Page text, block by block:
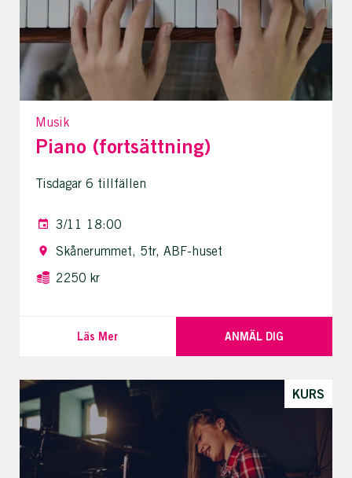
Musik
Piano (fortsättning)
Tisdagar 6 tillfällen
3/11 18:00
Skånerummet, 5tr, ABF-huset
2250 kr
Läs Mer ANMÄL DIG
KURS